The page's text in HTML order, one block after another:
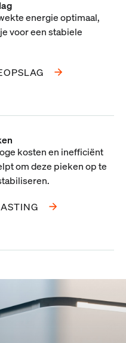
energie optimaal,
voor een stabiele
kosten en inefficiënt
om deze pieken op te